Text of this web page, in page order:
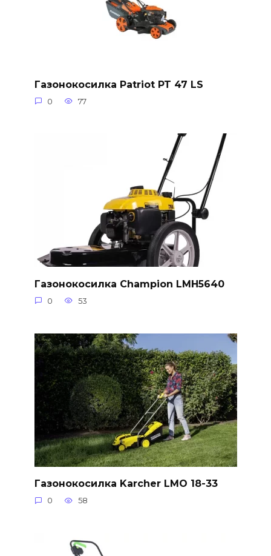
Газонокосилка Patriot PT 47 LS
0 77
Газонокосилка Champion LMH5640
0 53
Газонокосилка Karcher LMO 18-33
0 58